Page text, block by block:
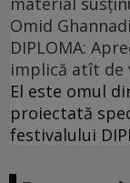
Omid
DIPLOMA:
implică atît
El este omul
proiectată
festivalului